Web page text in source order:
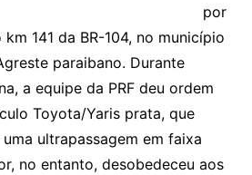
por
141 da BR-104, no município
paraibano. Durante
a equipe da PRF deu ordem
Toyota/Yaris prata, que
ultrapassagem em faixa
no entanto, desobedeceu aos